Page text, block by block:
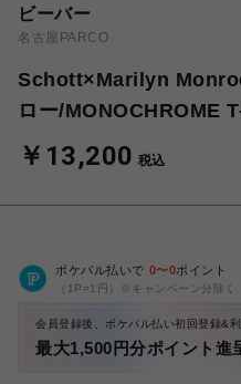
ビーバー
名古屋PARCO
Schott×Marilyn
ロー/MONOCHROME
￥13,200 税込
ポケパル払いで 0〜0ポイント
（1P=1円）※キャンペーン分除く
会員登録後、ポケパル払い初回登録&
最大1,500円分ポイント進